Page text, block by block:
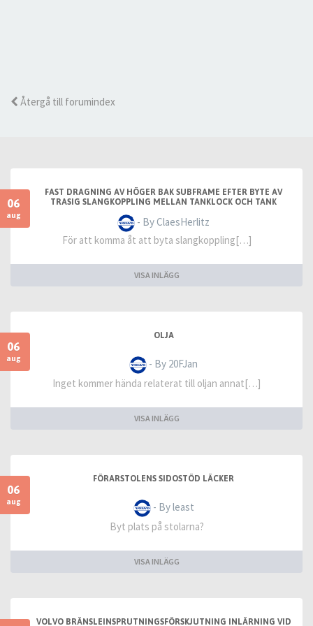
Återgå till forumindex
06
aug
FAST DRAGNING AV HÖGER BAK SUBFRAME EFTER BYTE AV
TRASIG SLANGKOPPLING MELLAN TANKLOCK OCH TANK
- By ClaesHerlitz
För att komma åt att byta slangkoppling[…]
VISA INLÄGG
06
aug
OLJA
- By 20FJan
Inget kommer hända relaterat till oljan annat[…]
VISA INLÄGG
06
aug
FÖRARSTOLENS SIDOSTÖD LÄCKER
- By least
Byt plats på stolarna?
VISA INLÄGG
VOLVO BRÄNSLEINSPRUTNINGSFÖRSKJUTNING INLÄRNING VID